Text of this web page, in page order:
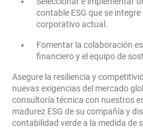
contable ESG que se
corporativo actual.
Fomentar la colaboración
financiero y el equipo de
Asegure la resiliencia y
nuevas exigencias del mercado
consultoría técnica con nuestros
madurez ESG de su compañía y
contabilidad verde a la medida de